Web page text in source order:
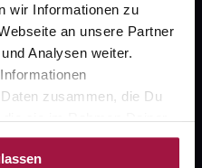
wir Informationen zu
an unsere Partner
Analysen weiter.
zusammen, die Du
sie im Rahmen Deiner
haben.